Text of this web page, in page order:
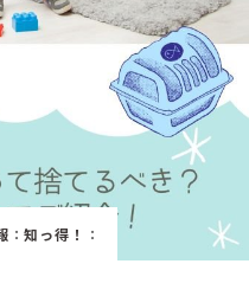
学び・教育
HAREL
活用事例
：知っ得！ ：